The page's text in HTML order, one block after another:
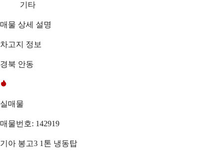
기타
매물 상세 설명
차고지 정보
경북 안동
실매물
매물번호: 142919
기아 봉고3 1톤 냉동탑